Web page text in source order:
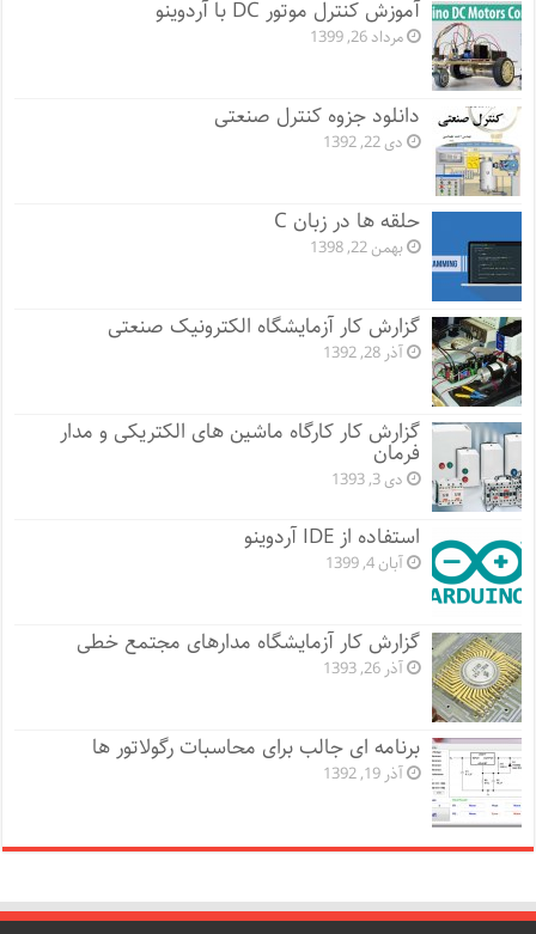
آموزش کنترل موتور DC با آردوینو
مرداد 26, 1399
دانلود جزوه کنترل صنعتی
دی 22, 1392
حلقه ها در زبان C
بهمن 22, 1398
گزارش کار آزمایشگاه الکترونیک صنعتی
آذر 28, 1392
گزارش کار کارگاه ماشین های الکتریکی و مدار
فرمان
دی 3, 1393
استفاده از IDE آردوینو
آبان 4, 1399
گزارش کار آزمایشگاه مدارهای مجتمع خطی
آذر 26, 1393
برنامه ای جالب برای محاسبات رگولاتور ها
آذر 19, 1392